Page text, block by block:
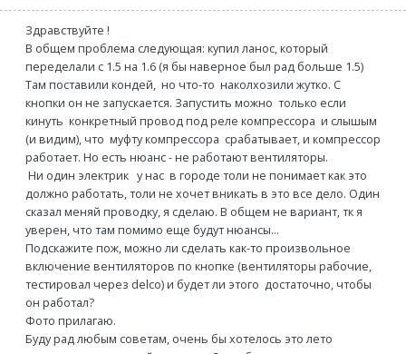
Здравствуйте !
В общем проблема следующая: купил ланос, который
переделали с 1.5 на 1.6 (я бы наверное был рад больше 1.5)
Там поставили кондей, но что-то наколхозили жутко. С
кнопки он не запускается. Запустить можно только если
кинуть конкретный провод под реле компрессора и слышым
(и видим), что муфту компрессора срабатывает, и компрессор
работает. Но есть нюанс - не работают вентиляторы.
Ни один электрик у нас в городе толи не понимает как это
должно работать, толи не хочет вникать в это все дело. Один
сказал меняй проводку, я сделаю. В общем не вариант, тк я
уверен, что там помимо еще будут нюансы...
Подскажите пож, можно ли сделать как-то произвольное
включение вентиляторов по кнопке (вентиляторы рабочие,
тестировал через delco) и будет ли этого достаточно, чтобы
он работал?
Фото прилагаю.
Буду рад любым советам, очень бы хотелось это лето